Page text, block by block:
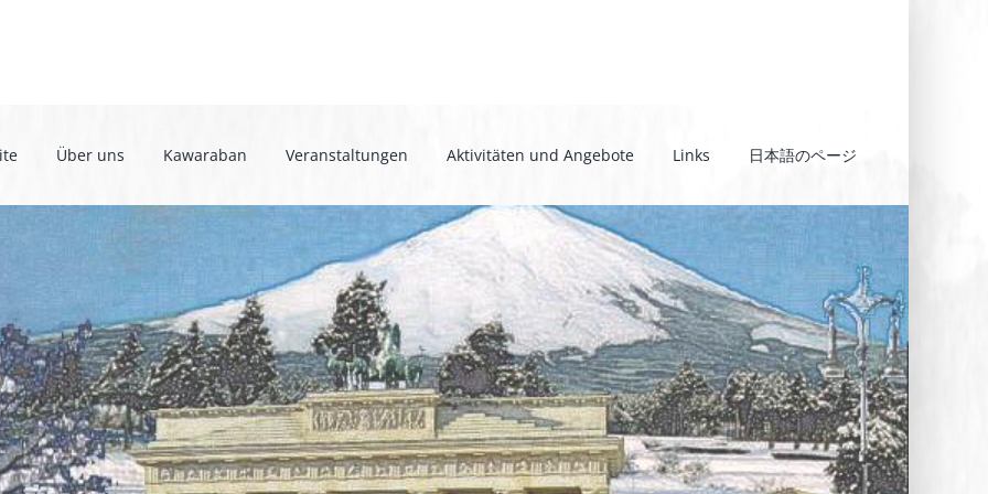
Über uns Kawaraban Veranstaltungen Aktivitäten und Angebote Links 日本語のページ